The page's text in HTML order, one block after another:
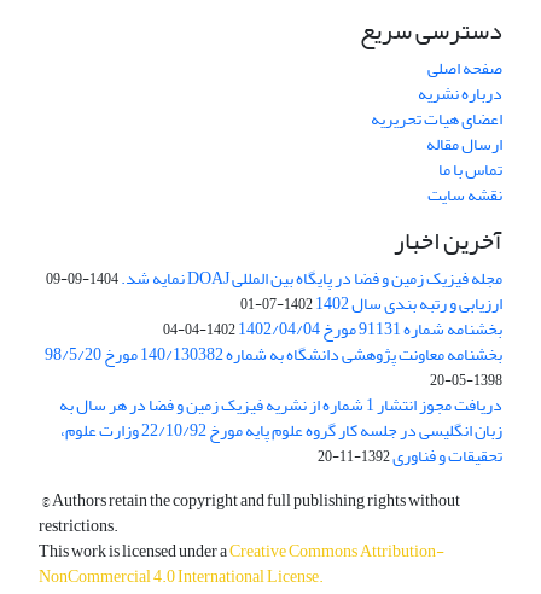
دسترسی سریع
صفحه اصلی
درباره نشریه
اعضای هیات تحریریه
ارسال مقاله
تماس با ما
نقشه سایت
آخرین اخبار
مجله فیزیک زمین و فضا در پایگاه بین المللی DOAJ نمایه شد. 1404-09-09
ارزیابی و رتبه بندی سال 1402 1402-07-01
بخشنامه شماره 91131 مورخ 1402/04/04 1402-04-04
بخشنامه معاونت پژوهشی دانشگاه به شماره 140/130382 مورخ 98/5/20
1398-05-20
دریافت مجوز انتشار 1 شماره از نشریه فیزیک زمین و فضا در هر سال به
زبان انگلیسی در جلسه کار گروه علوم پایه مورخ 22/10/92 وزارت علوم،
تحقیقات و فناوری1392-11-20
© Authors retain the copyright and full publishing rights without
restrictions.
This work is licensed under aCreative Commons Attribution-
NonCommercial 4.0 International License.